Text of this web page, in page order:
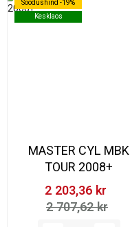
Soodushind -19%
Kesklaos
Soodushind -19%
Kesklaos
MASTER CYL MBK
TOUR 2008+
2 203,36 kr‎
2 707,62 kr‎